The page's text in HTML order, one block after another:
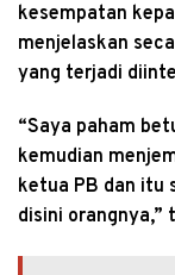
kesempatan
menjelaskan
yang terjadi
“Saya paham
kemudian
ketua PB dan itu
disini orangnya,”